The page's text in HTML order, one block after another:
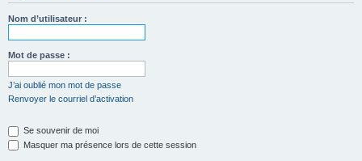
Nom d’utilisateur :
Mot de passe :
J’ai oublié mon mot de passe
Renvoyer le courriel d’activation
Se souvenir de moi
Masquer ma présence lors de cette session